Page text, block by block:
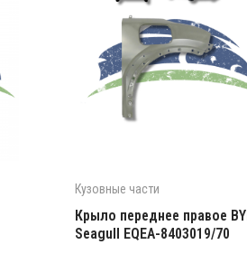
Кузовные части
Крыло переднее правое
Seagull EQEA-8403019/70